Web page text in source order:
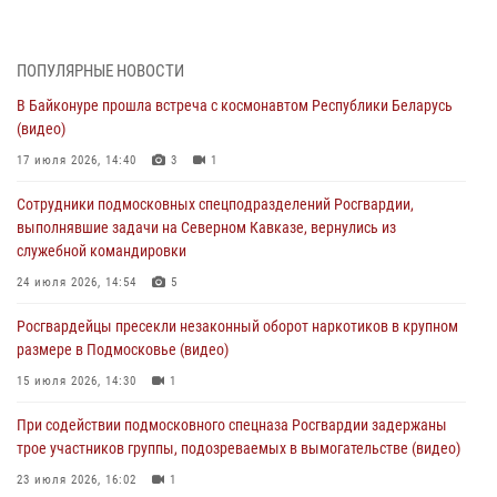
05 августа 2026, 15:48 1
Сотрудники спецподразделения подмосковного главка Росгвардии
отработали навыки огневой подготовки на комплексных учениях
04 августа 2026, 12:21
За прошедший месяц росгвардейцы 7386 раз выезжали по
сигналам «Тревога» с охраняемых объектов в Подмосковье
04 августа 2026, 12:15
(видео)
03 августа 2026, 15:32 1
«семейным подрядом» в Подмосковье (видео)
03 августа 2026, 15:08
ПОПУЛЯРНЫЕ НОВОСТИ
В Байконуре прошла встреча с космонавтом Республики Беларусь
(видео)
17 июля 2026, 14:40 3 1
Сотрудники подмосковных спецподразделений Росгвардии,
выполнявшие задачи на Северном Кавказе, вернулись из
служебной командировки
24 июля 2026, 14:54 5
Росгвардейцы пресекли незаконный оборот наркотиков в крупном
размере в Подмосковье (видео)
15 июля 2026, 14:30 1
При содействии подмосковного спецназа Росгвардии задержаны
трое участников группы, подозреваемых в вымогательстве (видео)
23 июля 2026, 16:02 1